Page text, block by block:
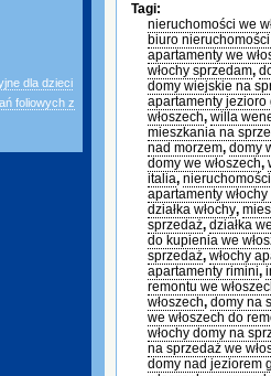
dla dzieci
foliowych z
Tagi:
nieruchomości we
biuro
apartamenty we
włochy sprzedam,
domy wiejskie na
apartamenty jezioro
włoszech, willa
mieszkania na
nad morzem, domy
domy we włoszech,
italia,
apartamenty
działka włochy,
sprzedaż, działka
do kupienia we
sprzedaż, włochy
apartamenty rimini,
remontu we
włoszech, domy na
we włoszech do
włochy domy na
na sprzedaż we
domy nad jeziorem